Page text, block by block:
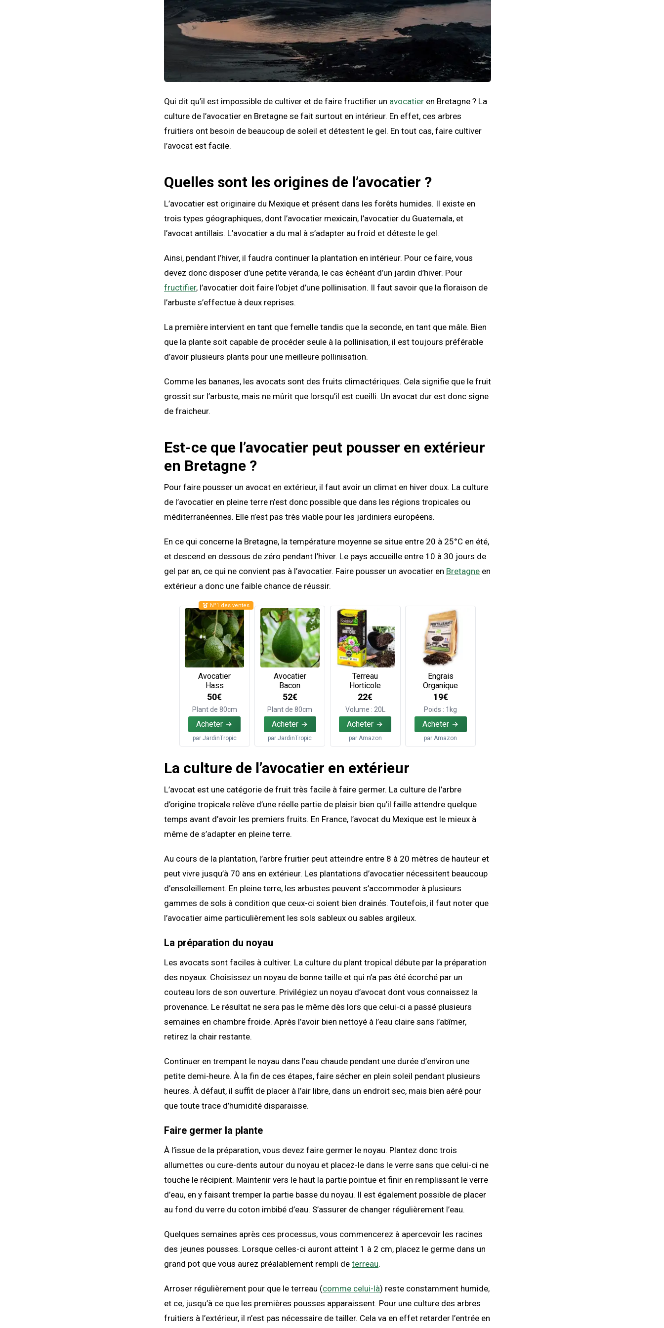
Qui dit qu’il est impossible de cultiver et de faire fructifier un avocatier en Bretagne ? La
culture de l’avocatier en Bretagne se fait surtout en intérieur. En effet, ces arbres
fruitiers ont besoin de beaucoup de soleil et détestent le gel. En tout cas, faire cultiver
l’avocat est facile.
Quelles sont les origines de l’avocatier ?
L’avocatier est originaire du Mexique et présent dans les forêts humides. Il existe en
trois types géographiques, dont l’avocatier mexicain, l’avocatier du Guatemala, et
l’avocat antillais. L’avocatier a du mal à s’adapter au froid et déteste le gel.
Ainsi, pendant l’hiver, il faudra continuer la plantation en intérieur. Pour ce faire, vous
devez donc disposer d’une petite véranda, le cas échéant d’un jardin d’hiver. Pour
fructifier, l’avocatier doit faire l’objet d’une pollinisation. Il faut savoir que la floraison de
l’arbuste s’effectue à deux reprises.
La première intervient en tant que femelle tandis que la seconde, en tant que mâle. Bien
que la plante soit capable de procéder seule à la pollinisation, il est toujours préférable
d’avoir plusieurs plants pour une meilleure pollinisation.
Comme les bananes, les avocats sont des fruits climactériques. Cela signifie que le fruit
grossit sur l’arbuste, mais ne mûrit que lorsqu’il est cueilli. Un avocat dur est donc signe
de fraicheur.
Est-ce que l’avocatier peut pousser en extérieur
en Bretagne ?
Pour faire pousser un avocat en extérieur, il faut avoir un climat en hiver doux. La culture
de l’avocatier en pleine terre n’est donc possible que dans les régions tropicales ou
méditerranéennes. Elle n’est pas très viable pour les jardiniers européens.
En ce qui concerne la Bretagne, la température moyenne se situe entre 20 à 25°C en été,
et descend en dessous de zéro pendant l’hiver. Le pays accueille entre 10 à 30 jours de
gel par an, ce qui ne convient pas à l’avocatier. Faire pousser un avocatier en Bretagne en
extérieur a donc une faible chance de réussir.
Avocatier
Hass
50€
Plant de 80cm
Acheter
par JardinTropic
N°1 des ventes
Avocatier
Bacon
52€
Plant de 80cm
Acheter
parJardinTropic
Terreau
Horticole
22€
Volume : 20L
Acheter
par Amazon
Engrais
Organique
19€
Poids : 1kg
Acheter
parAmazon
La culture de l’avocatier en extérieur
L’avocat est une catégorie de fruit très facile à faire germer. La culture de l’arbre
d’origine tropicale relève d’une réelle partie de plaisir bien qu’il faille attendre quelque
temps avant d’avoir les premiers fruits. En France, l’avocat du Mexique est le mieux à
même de s’adapter en pleine terre.
Au cours de la plantation, l’arbre fruitier peut atteindre entre 8 à 20 mètres de hauteur et
peut vivre jusqu’à 70 ans en extérieur. Les plantations d’avocatier nécessitent beaucoup
d’ensoleillement. En pleine terre, les arbustes peuvent s’accommoder à plusieurs
gammes de sols à condition que ceux-ci soient bien drainés. Toutefois, il faut noter que
l’avocatier aime particulièrement les sols sableux ou sables argileux.
La préparation du noyau
Les avocats sont faciles à cultiver. La culture du plant tropical débute par la préparation
des noyaux. Choisissez un noyau de bonne taille et qui n’a pas été écorché par un
couteau lors de son ouverture. Privilégiez un noyau d’avocat dont vous connaissez la
provenance. Le résultat ne sera pas le même dès lors que celui-ci a passé plusieurs
semaines en chambre froide. Après l’avoir bien nettoyé à l’eau claire sans l’abîmer,
retirez la chair restante.
Continuer en trempant le noyau dans l’eau chaude pendant une durée d’environ une
petite demi-heure. À la fin de ces étapes, faire sécher en plein soleil pendant plusieurs
heures. À défaut, il suffit de placer à l’air libre, dans un endroit sec, mais bien aéré pour
que toute trace d’humidité disparaisse.
Faire germer la plante
À l’issue de la préparation, vous devez faire germer le noyau. Plantez donc trois
allumettes ou cure-dents autour du noyau et placez-le dans le verre sans que celui-ci ne
touche le récipient. Maintenir vers le haut la partie pointue et finir en remplissant le verre
d’eau, en y faisant tremper la partie basse du noyau. Il est également possible de placer
au fond du verre du coton imbibé d’eau. S’assurer de changer régulièrement l’eau.
Quelques semaines après ces processus, vous commencerez à apercevoir les racines
des jeunes pousses. Lorsque celles-ci auront atteint 1 à 2 cm, placez le germe dans un
grand pot que vous aurez préalablement rempli de terreau.
Arroser régulièrement pour que le terreau (comme celui-là) reste constamment humide,
et ce, jusqu’à ce que les premières pousses apparaissent. Pour une culture des arbres
fruitiers à l’extérieur, il n’est pas nécessaire de tailler. Cela va en effet retarder l’entrée en